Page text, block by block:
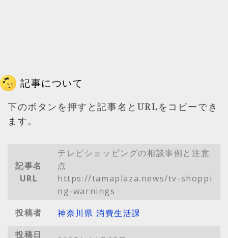
記事について
下のボタンを押すと記事名とURLをコピーでき
ます。
記事名
URL
テレビショッピングの相談事例と注意
点
https://tamaplaza.news/tv-shoppi
ng-warnings
投稿者
神奈川県 消費生活課
投稿日